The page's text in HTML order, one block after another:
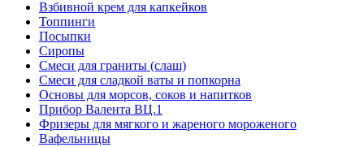
Взбивной крем для капкейков
Топпинги
Посыпки
Сиропы
Смеси для граниты (слаш)
Смеси для сладкой ваты и попкорна
Основы для морсов, соков и напитков
Прибор Валента ВЦ.1
Фризеры для мягкого и жареного мороженого
Вафельницы